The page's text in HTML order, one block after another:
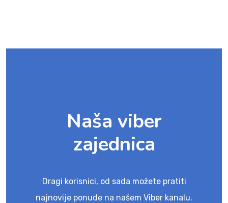
Naša viber
zajednica
Dragi korisnici, od sada možete pratiti
najnovije ponude na našem Viber kanalu.